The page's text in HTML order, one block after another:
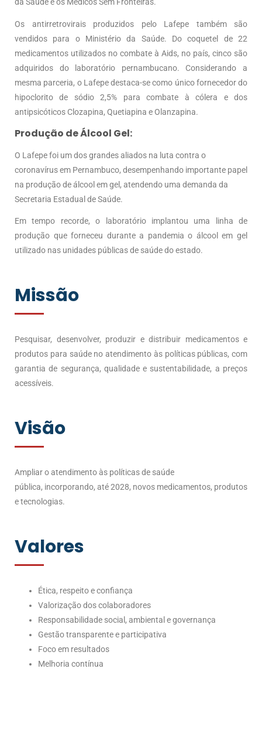
da Saúde e os Médicos Sem Fronteiras.
Os antirretrovirais produzidos pelo Lafepe também são
vendidos para o Ministério da Saúde. Do coquetel de 22
medicamentos utilizados no combate à Aids, no país, cinco são
adquiridos do laboratório pernambucano. Considerando a
mesma parceria, o Lafepe destaca-se como único fornecedor do
hipoclorito de sódio 2,5% para combate à cólera e dos
antipsicóticos Clozapina, Quetiapina e Olanzapina.
Produção de Álcool Gel:
O Lafepe foi um dos grandes aliados na luta contra o
coronavírus em Pernambuco, desempenhando importante papel
na produção de álcool em gel, atendendo uma demanda da
Secretaria Estadual de Saúde.
Em tempo recorde, o laboratório implantou uma linha de
produção que forneceu durante a pandemia o álcool em gel
utilizado nas unidades públicas de saúde do estado.
Missão
Pesquisar, desenvolver, produzir e distribuir medicamentos e
produtos para saúde no atendimento às políticas públicas, com
garantia de segurança, qualidade e sustentabilidade, a preços
acessíveis.
Visão
Ampliar o atendimento às políticas de saúde
pública, incorporando, até 2028, novos medicamentos, produtos
e tecnologias.
Valores
Ética, respeito e confiança
Valorização dos colaboradores
Responsabilidade social, ambiental e governança
Gestão transparente e participativa
Foco em resultados
Melhoria contínua